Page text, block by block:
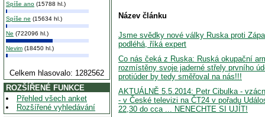
Spíše ano (15788 hl.)
Spíše ne (15634 hl.)
Ne (722096 hl.)
Nevim (18450 hl.)
Celkem hlasovalo: 1282562
ROZŠÍŘENÉ FUNKCE
Přehled všech anket
Rozšířené vyhledávání
Název článku
Jsme svědky nové války Ruska proti
podléhá, říká expert
Co nás čeká z Ruska: Ruská okupační
rozmístěny svoje jaderné střely prvního
protiúder by tedy směřoval na nás!!!
AKTUÁLNĚ 5.5.2014: Petr Cibulka -
- v České televizi na ČT24 v pořadu
22,30 do cca ... NENECHTE SI UJÍT!